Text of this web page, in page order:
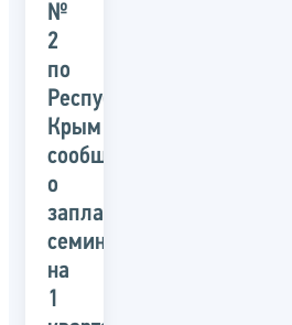
№
2
по
Республике
Крым
сообщает
о
запланированных
семинарах
на
1